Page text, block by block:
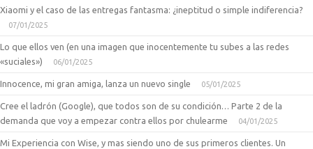
Xiaomi y el caso de las entregas fantasma: ¿ineptitud o simple indiferencia?
07/01/2025
Lo que ellos ven (en una imagen que inocentemente tu subes a las redes
«suciales»)
06/01/2025
Innocence, mi gran amiga, lanza un nuevo single 05/01/2025
Cree el ladrón (Google), que todos son de su condición… Parte 2 de la
demanda que voy a empezar contra ellos por chulearme
04/01/2025
Mi Experiencia con Wise, y mas siendo uno de sus primeros clientes. Un